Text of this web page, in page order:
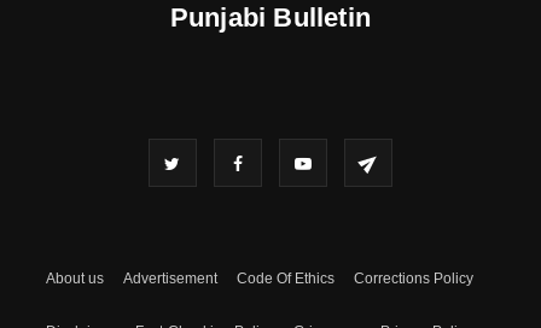
Punjabi Bulletin
About us Advertisement Code Of Ethics Corrections Policy